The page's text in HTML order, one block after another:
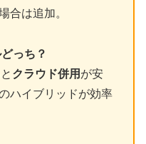
合は追加。
っち？
クラウド併用 が安
ハイブリッドが効率